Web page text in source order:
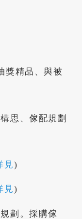
獎精品、與被
思、傢配規劃
見)
見)
劃。採購傢